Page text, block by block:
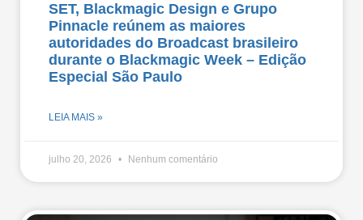
SET, Blackmagic Design e Grupo
Pinnacle reúnem as maiores
autoridades do Broadcast brasileiro
durante o Blackmagic Week – Edição
Especial São Paulo
LEIA MAIS »
julho 20, 2026 Nenhum comentário